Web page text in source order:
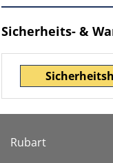
Sicherheits- &
Rubart